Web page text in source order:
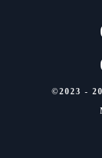
©2023 -